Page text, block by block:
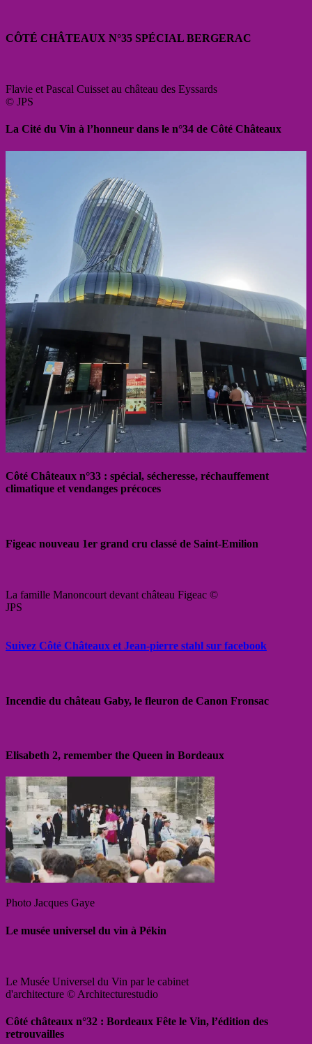
CÔTÉ CHÂTEAUX N°35 SPÉCIAL BERGERAC
Flavie et Pascal Cuisset au château des Eyssards
© JPS
La Cité du Vin à l’honneur dans le n°34 de Côté Châteaux
Côté Châteaux n°33 : spécial, sécheresse, réchauffement
climatique et vendanges précoces
Figeac nouveau 1er grand cru classé de Saint-Emilion
La famille Manoncourt devant château Figeac ©
JPS
Suivez Côté Châteaux et Jean-pierre stahl sur facebook
Incendie du château Gaby, le fleuron de Canon Fronsac
Elisabeth 2, remember the Queen in Bordeaux
Photo Jacques Gaye
Le musée universel du vin à Pékin
Le Musée Universel du Vin par le cabinet
d'architecture © Architecturestudio
Côté châteaux n°32 : Bordeaux Fête le Vin, l’édition des
retrouvailles